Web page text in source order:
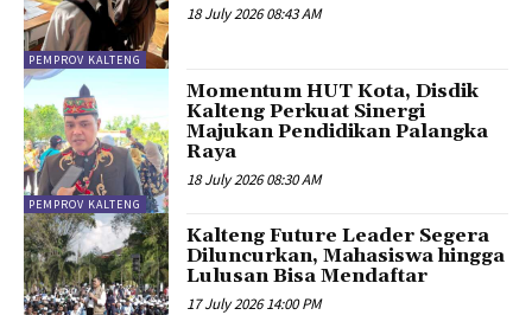
PEMPROV KALTENG
18 July 2026 08:43 AM
PEMPROV KALTENG
Momentum HUT Kota, Disdik
Kalteng Perkuat Sinergi
Majukan Pendidikan Palangka
Raya
18 July 2026 08:30 AM
Kalteng Future Leader Segera
Diluncurkan, Mahasiswa hingga
Lulusan Bisa Mendaftar
17 July 2026 14:00 PM